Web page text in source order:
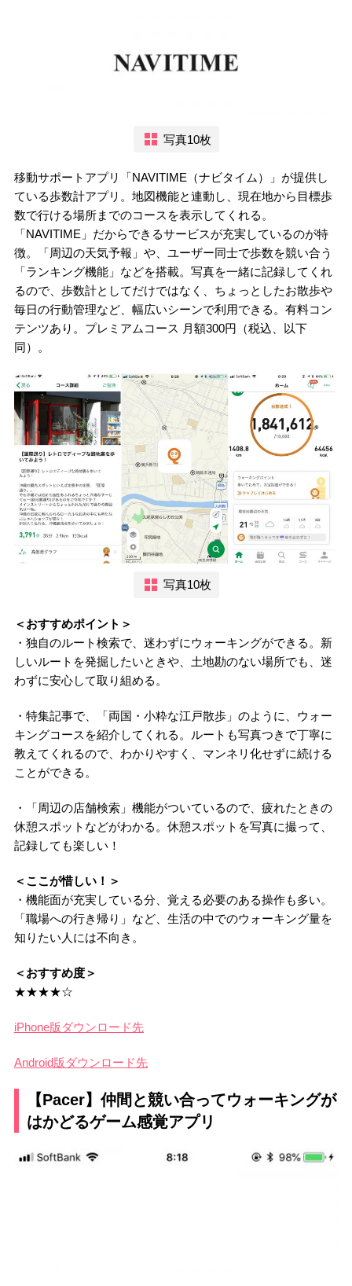
写真10枚
移動サポートアプリ「NAVITIME（ナビタイム）」が提供し
ている歩数計アプリ。地図機能と連動し、現在地から目標歩
数で行ける場所までのコースを表示してくれる。
「NAVITIME」だからできるサービスが充実しているのが特
徴。「周辺の天気予報」や、ユーザー同士で歩数を競い合う
「ランキング機能」などを搭載。写真を一緒に記録してくれ
るので、歩数計としてだけではなく、ちょっとしたお散歩や
毎日の行動管理など、幅広いシーンで利用できる。有料コン
テンツあり。プレミアムコース 月額300円（税込、以下
同）。
写真10枚
＜おすすめポイント＞
・独自のルート検索で、迷わずにウォーキングができる。新
しいルートを発掘したいときや、土地勘のない場所でも、迷
わずに安心して取り組める。
・特集記事で、「両国・小粋な江戸散歩」のように、ウォー
キングコースを紹介してくれる。ルートも写真つきで丁寧に
教えてくれるので、わかりやすく、マンネリ化せずに続ける
ことができる。
・「周辺の店舗検索」機能がついているので、疲れたときの
休憩スポットなどがわかる。休憩スポットを写真に撮って、
記録しても楽しい！
＜ここが惜しい！＞
・機能面が充実している分、覚える必要のある操作も多い。
「職場への行き帰り」など、生活の中でのウォーキング量を
知りたい人には不向き。
＜おすすめ度＞
★★★★☆
iPhone版ダウンロード先
Android版ダウンロード先
【Pacer】仲間と競い合ってウォーキングが
はかどるゲーム感覚アプリ